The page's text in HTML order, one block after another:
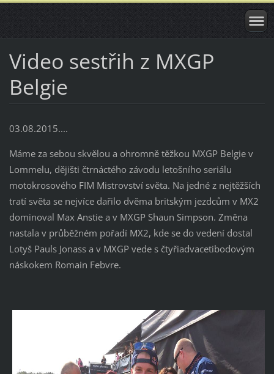
Video sestřih z MXGP
Belgie
03.08.2015....
Máme za sebou skvělou a ohromně těžkou MXGP Belgie v
Lommelu, dějišti čtrnáctého závodu letošního seriálu
motokrosového FIM Mistrovství světa. Na jedné z nejtěžších
tratí světa se nejvíce dařilo dvěma britským jezdcům v MX2
dominoval Max Anstie a v MXGP Shaun Simpson. Změna
nastala v průběžném pořadí MX2, kde se do vedení dostal
Lotyš Pauls Jonass a v MXGP vede s čtyřiadvacetibodovým
náskokem Romain Febvre.